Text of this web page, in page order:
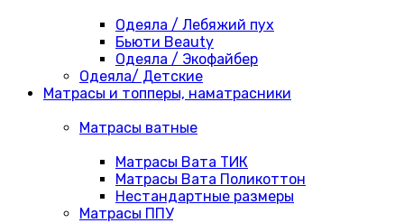
Одеяла / Лебяжий пух
Бьюти Beauty
Одеяла / Экофайбер
Одеяла/ Детские
Матрасы и топперы, наматрасники
Матрасы ватные
Матрасы Вата ТИК
Матрасы Вата Поликоттон
Нестандартные размеры
Матрасы ППУ